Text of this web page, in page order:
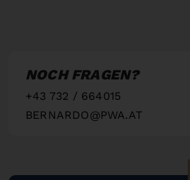
NOCH FRAGEN?
+43 732 / 664015
BERNARDO@PWA.AT